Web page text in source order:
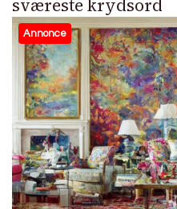
sværeste krydsord
Annonce